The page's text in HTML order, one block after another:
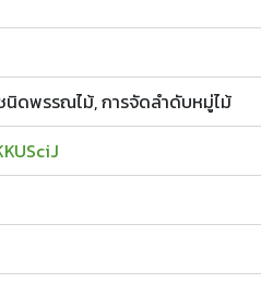
นิดพรรณไม้, การจัดลำดับหมู่ไม้